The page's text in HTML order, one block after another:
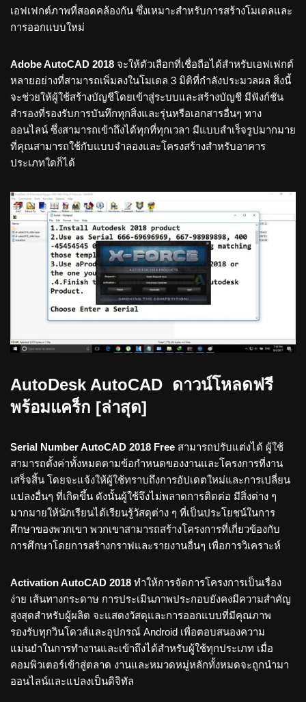
เอฟเฟกต์ภาพที่สอดคล้องกัน ซึ่งเหมาะสำหรับการสร้างโมเดลและ
การออกแบบใหม่
Adobe AutoCAD 2018 จะให้ตัวเลือกที่เชื่อถือได้สำหรับเอฟเฟกต์
หลายอย่างที่สามารถเพิ่มลงในโมเดล 3 มิติที่กำลังประมวลผล สิ่งนี้
จะช่วยให้ผู้ใช้สร้างบัญชีโดยเข้าสู่ระบบและสร้างบัญชี มีฟังก์ชัน
สำรองที่รองรับการบันทึกทุกสิ่งและรุ่นหรือเอกสารอื่นๆ ทาง
ออนไลน์ ซึ่งสามารถเข้าถึงได้ทุกที่ทุกเวลา มีแบบสำเร็จรูปมากมาย
ที่คุณสามารถใช้กับแบบจำลองและโครงสร้างสำหรับอาคาร
ประเภทใดก็ได้
AutoDesk AutoCAD ดาวน์โหลดฟรี
พร้อมแคร็ก [ล่าสุด]
Serial Number AutoCAD 2018 Free สามารถปรับแต่งได้ ผู้ใช้
สามารถตั้งค่าทั้งหมดตามข้อกำหนดของงานและโครงการที่งาน
เสร็จสิ้น โดยจะแจ้งให้ผู้ใช้ทราบถึงการอัปเดตใหม่และการเปลี่ยน
แปลงอื่นๆ ที่เกิดขึ้น ดังนั้นผู้ใช้จึงไม่พลาดการติดต่อ มีสิ่งต่าง ๆ
มากมายให้นักเรียนได้เรียนรู้วัสดุต่าง ๆ ที่เป็นประโยชน์ในการ
ศึกษาของพวกเขา พวกเขาสามารถสร้างโครงการที่เกี่ยวข้องกับ
การศึกษาโดยการสร้างกราฟและรายงานอื่นๆ เพื่อการวิเคราะห์
Activation AutoCAD 2018 ทำให้การจัดการโครงการเป็นเรื่อง
ง่าย เส้นทางกระดาษ การประเมินภาพประกอบยังคงมีความสำคัญ
สูงสุดสำหรับผู้ผลิต จะแสดงวัสดุและการออกแบบที่มีคุณภาพ
รองรับทุกวินโดวส์และอุปกรณ์ Android เพื่อตอบสนองความ
แม่นยำในการทำงานและเข้าถึงได้สำหรับผู้ใช้ทุกประเภท เมื่อ
คอมพิวเตอร์เข้าสู่ตลาด งานและหมวดหมู่หลักทั้งหมดจะถูกนำมา
ออนไลน์และแปลงเป็นดิจิทัล